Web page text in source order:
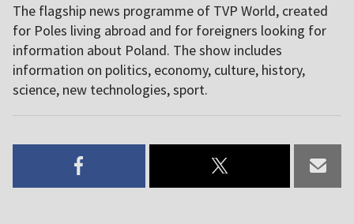
The flagship news programme of TVP World, created
for Poles living abroad and for foreigners looking for
information about Poland. The show includes
information on politics, economy, culture, history,
science, new technologies, sport.